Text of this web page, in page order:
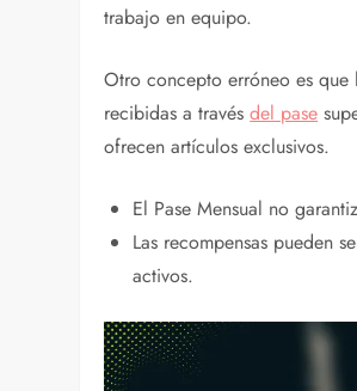
trabajo en equipo.
Otro concepto erróneo es que
recibidas a travésdel pase
ofrecen artículos exclusivos.
El Pase Mensual no
Las recompensas pueden
activos.